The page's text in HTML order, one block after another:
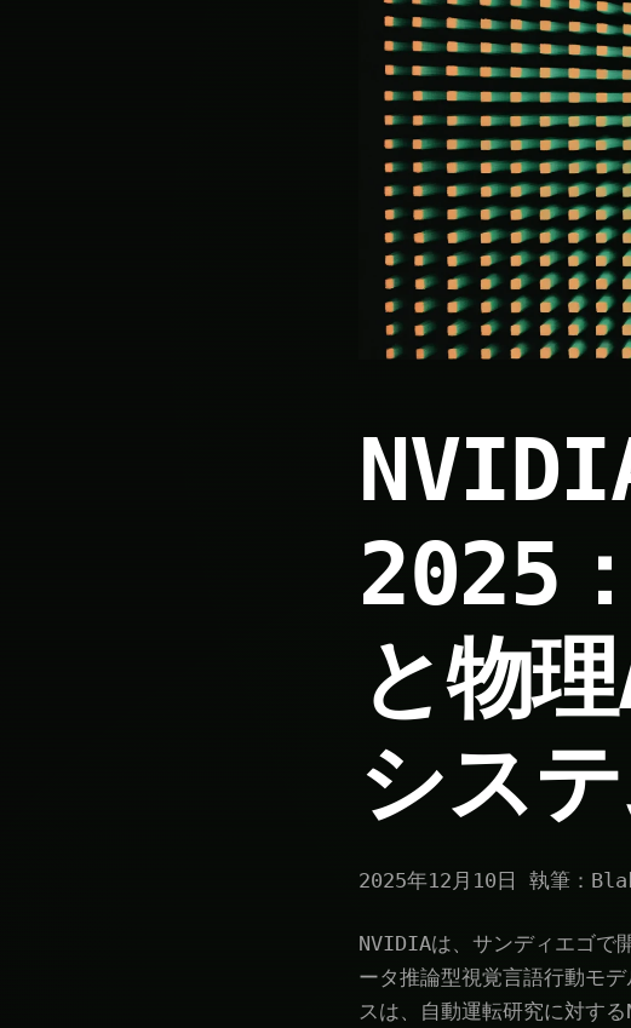
2025
と物
シス
2025年12月10日 執筆：
NVIDIAは、サンディエゴで
ータ推論型視覚言語行動モ
スは、自動運転研究に対す